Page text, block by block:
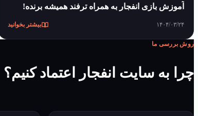
آموزش بازی انفجار به همراه ترفند همیشه برنده!
۱۴۰۴/۰۳/۲۴ بیشتر بخوانید
روش بررسی ما
چرا به سایت انفجار اعتماد کنیم؟